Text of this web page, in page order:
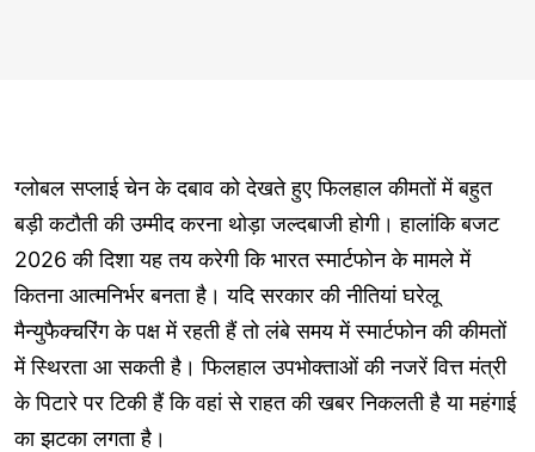
ग्लोबल सप्लाई चेन के दबाव को देखते हुए फिलहाल कीमतों में बहुत
बड़ी कटौती की उम्मीद करना थोड़ा जल्दबाजी होगी। हालांकि बजट
2026 की दिशा यह तय करेगी कि भारत स्मार्टफोन के मामले में
कितना आत्मनिर्भर बनता है। यदि सरकार की नीतियां घरेलू
मैन्युफैक्चरिंग के पक्ष में रहती हैं तो लंबे समय में स्मार्टफोन की कीमतों
में स्थिरता आ सकती है। फिलहाल उपभोक्ताओं की नजरें वित्त मंत्री
के पिटारे पर टिकी हैं कि वहां से राहत की खबर निकलती है या महंगाई
का झटका लगता है।